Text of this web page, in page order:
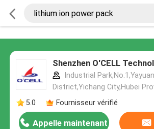
Shenzhen O'CELL
Industrial
District,Yichang City,Hubei
5.0
Fournisseur vérifié
Appelle maintenant